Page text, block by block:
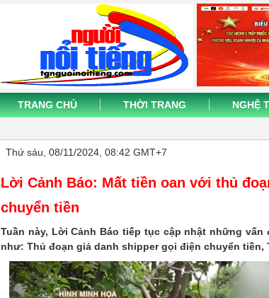
TRANG CHỦ THỜI TRANG NGHỆ
Thứ sáu, 08/11/2024, 08:42 GMT+7
Lời Cảnh Báo: Mất tiền oan với thủ
chuyển tiền
Tuần này, Lời Cảnh Báo tiếp tục cập nhật những
như: Thủ đoạn giả danh shipper gọi điện chuyển